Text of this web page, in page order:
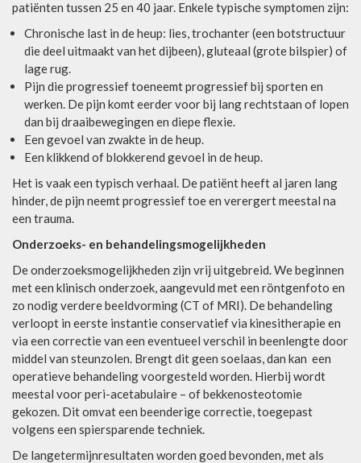
patiënten tussen 25 en 40 jaar. Enkele typische symptomen zijn:
Chronische last in de heup: lies, trochanter (een botstructuur
die deel uitmaakt van het dijbeen), gluteaal (grote bilspier) of
lage rug.
Pijn die progressief toeneemt progressief bij sporten en
werken. De pijn komt eerder voor bij lang rechtstaan of lopen
dan bij draaibewegingen en diepe flexie.
Een gevoel van zwakte in de heup.
Een klikkend of blokkerend gevoel in de heup.
Het is vaak een typisch verhaal. De patiënt heeft al jaren lang
hinder, de pijn neemt progressief toe en verergert meestal na
een trauma.
Onderzoeks- en behandelingsmogelijkheden
De onderzoeksmogelijkheden zijn vrij uitgebreid. We beginnen
met een klinisch onderzoek, aangevuld met een röntgenfoto en
zo nodig verdere beeldvorming (CT of MRI). De behandeling
verloopt in eerste instantie conservatief via kinesitherapie en
via een correctie van een eventueel verschil in beenlengte door
middel van steunzolen. Brengt dit geen soelaas, dan kan een
operatieve behandeling voorgesteld worden. Hierbij wordt
meestal voor peri-acetabulaire – of bekkenosteotomie
gekozen. Dit omvat een beenderige correctie, toegepast
volgens een spiersparende techniek.
De langetermijnresultaten worden goed bevonden, met als